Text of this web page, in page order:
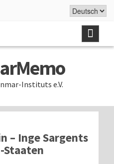
Instituts e.V.
– Inge Sargents
Staaten